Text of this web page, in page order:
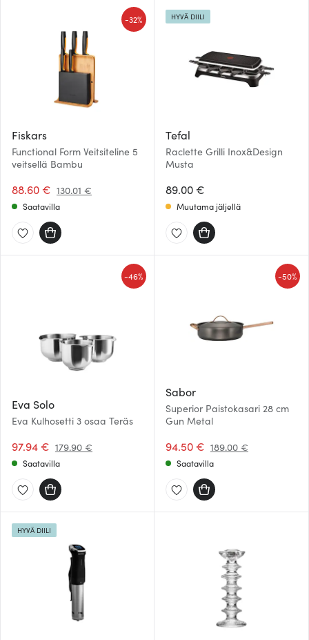
Fiskars
Functional Form Veitsiteline 5
veitsellä Bambu
88.60 € 130.01 €
-32%
Saatavilla
Tefal
Raclette Grilli Inox&Design
Musta
89.00 €
HYVÄ DIILI
Muutama jäljellä
Eva Solo
Eva Kulhosetti 3 osaa Teräs
97.94 € 179.90 €
-46%
Saatavilla
Sabor
Superior Paistokasari 28 cm
Gun Metal
94.50 € 189.00 €
-50%
Saatavilla
HYVÄ DIILI